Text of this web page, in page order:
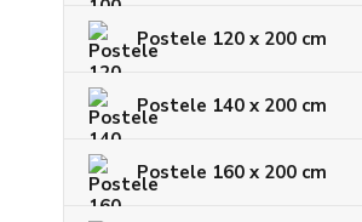
Postele 120 x 200 cm
Postele 140 x 200 cm
Postele 160 x 200 cm